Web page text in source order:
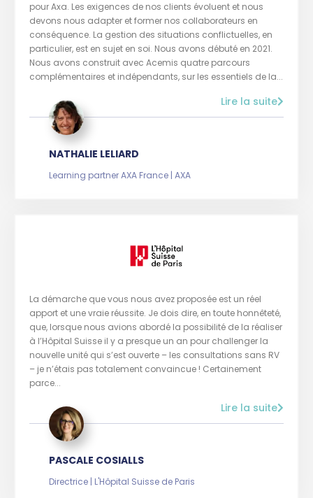
pour Axa. Les exigences de nos clients évoluent et nous
devons nous adapter et former nos collaborateurs en
conséquence. La gestion des situations conflictuelles, en
particulier, est en sujet en soi. Nous avons débuté en 2021.
Nous avons construit avec Acemis quatre parcours
complémentaires et indépendants, sur les essentiels de la...
Lire la suite
NATHALIE LELIARD
Learning partner AXA France | AXA
La démarche que vous nous avez proposée est un réel
apport et une vraie réussite. Je dois dire, en toute honnêteté,
que, lorsque nous avions abordé la possibilité de la réaliser
à l’Hôpital Suisse il y a presque un an pour challenger la
nouvelle unité qui s’est ouverte – les consultations sans RV
– je n’étais pas totalement convaincue ! Certainement
parce...
Lire la suite
PASCALE COSIALLS
Directrice | L'Hôpital Suisse de Paris